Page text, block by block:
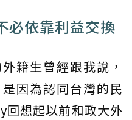
必依靠利益交換
籍生曾經跟我說，
因為認同台灣的民
回想起以前和政大外